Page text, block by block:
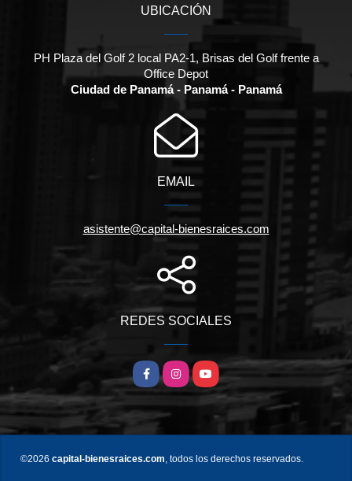
UBICACIÓN
PH Plaza del Golf 2 local PA2-1, Brisas del Golf frente a
Office Depot
Ciudad de Panamá - Panamá - Panamá
EMAIL
asistente@capital-bienesraices.com
REDES SOCIALES
FacebookInstagramYouTube
©2026 capital-bienesraices.com , todos los derechos reservados.